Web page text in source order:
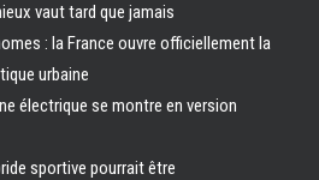
vaut tard que jamais
: la France ouvre officiellement la
urbaine
électrique se montre en version
sportive pourrait être